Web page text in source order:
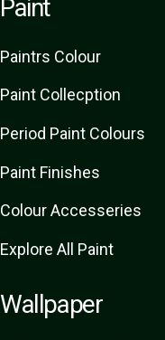
Paint
Paintrs Colour
Paint Collecption
Period Paint Colours
Paint Finishes
Colour Accesseries
Explore All Paint
Wallpaper